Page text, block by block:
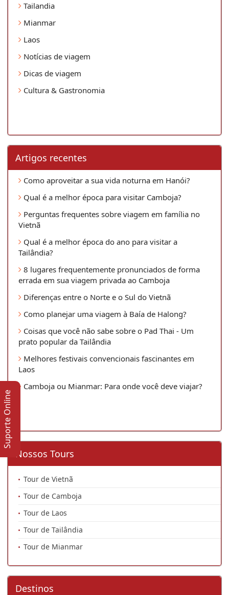
Tailandia
Mianmar
Laos
Notícias de viagem
Dicas de viagem
Cultura & Gastronomia
Artigos recentes
Como aproveitar a sua vida noturna em Hanói?
Qual é a melhor época para visitar Camboja?
Perguntas frequentes sobre viagem em família no
Vietnã
Qual é a melhor época do ano para visitar a
Tailândia?
8 lugares frequentemente pronunciados de forma
errada em sua viagem privada ao Camboja
Diferenças entre o Norte e o Sul do Vietnã
Como planejar uma viagem à Baía de Halong?
Coisas que você não sabe sobre o Pad Thai - Um
prato popular da Tailândia
Melhores festivais convencionais fascinantes em
Laos
Camboja ou Mianmar: Para onde você deve viajar?
Nossos Tours
Tour de Vietnã
Tour de Camboja
Tour de Laos
Tour de Tailândia
Tour de Mianmar
Destinos
Suporte Online